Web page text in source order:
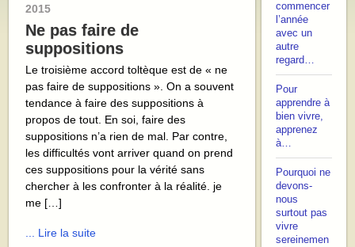
2015
Ne pas faire de
suppositions
Le troisième accord toltèque est de « ne
pas faire de suppositions ». On a souvent
tendance à faire des suppositions à
propos de tout. En soi, faire des
suppositions n’a rien de mal. Par contre,
les difficultés vont arriver quand on prend
ces suppositions pour la vérité sans
chercher à les confronter à la réalité. je
me […]
... Lire la suite
commencer
l’année
avec un
autre
regard…
Pour
apprendre à
bien vivre,
apprenez
à…
Pourquoi ne
devons-
nous
surtout pas
vivre
sereinemen